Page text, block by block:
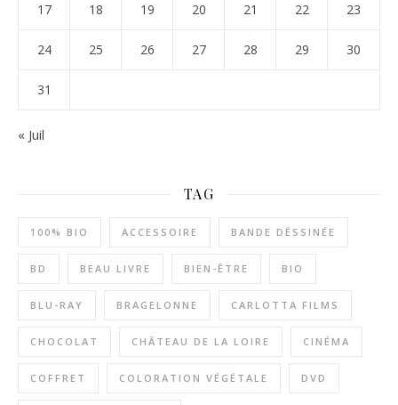
17 18 19 20 21 22 23
24 25 26 27 28 29 30
31
« Juil
TAG
100% BIO ACCESSOIRE BANDE DÉSSINÉE
BD BEAU LIVRE BIEN-ÊTRE BIO
BLU-RAY BRAGELONNE CARLOTTA FILMS
CHOCOLAT CHÂTEAU DE LA LOIRE CINÉMA
COFFRET COLORATION VÉGÉTALE DVD